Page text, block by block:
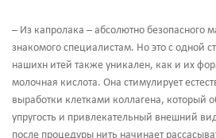
– Из капролака – абсолютно безопасного
знакомого специалистам. Но это с одной
нашихн итей также уникален, как и их
молочная кислота. Она стимулирует
выработки клетками коллагена, который
упругость и привлекательный внешний
после процедуры нить начинает